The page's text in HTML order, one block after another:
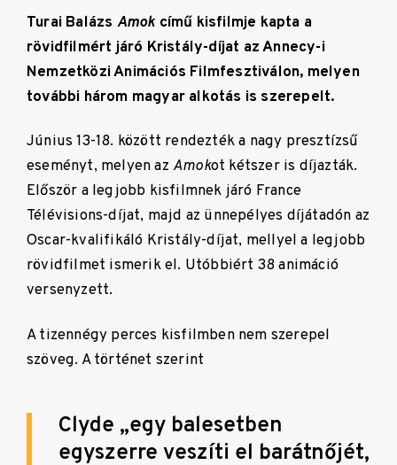
Turai Balázs Amokcímű kisfilmje kapta a
rövidfilmért járó Kristály-díjat az Annecy-i
Nemzetközi Animációs Filmfesztiválon, melyen
további három magyar alkotás is szerepelt.
Június 13-18. között rendezték a nagy presztízsű
eseményt, melyen az Amokot kétszer is díjazták.
Először a legjobb kisfilmnek járó France
Télévisions-díjat, majd az ünnepélyes díjátadón az
Oscar-kvalifikáló Kristály-díjat, mellyel a legjobb
rövidfilmet ismerik el. Utóbbiért 38 animáció
versenyzett.
A tizennégy perces kisfilmben nem szerepel
szöveg. A történet szerint
Clyde „egy balesetben
egyszerre veszíti el barátnőjét,